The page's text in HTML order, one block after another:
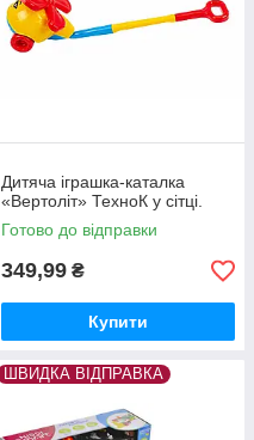
Дитяча іграшка-каталка
«Вертоліт» ТехноК у сітці.
Готово до відправки
349,99 ₴
Купити
ШВИДКА ВІДПРАВКА